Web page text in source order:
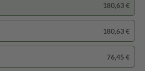
180,63 €
180,63 €
76,45 €